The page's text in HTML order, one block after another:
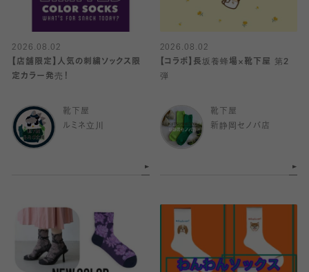
2026.08.02
【店舗限定】人気の刺繍ソックス限
定カラー発売！
靴下屋
ルミネ立川
2026.08.02
【コラボ】長坂養蜂場×靴下屋 第2
弾
靴下屋
新静岡セノバ店